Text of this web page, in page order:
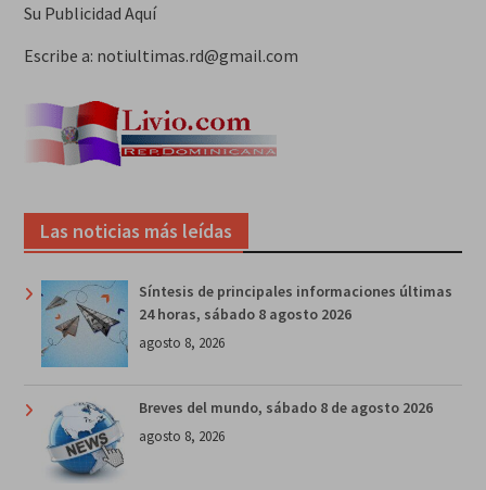
Su Publicidad Aquí
Escribe a: notiultimas.rd@gmail.com
Las noticias más leídas
Síntesis de principales informaciones últimas
24 horas, sábado 8 agosto 2026
agosto 8, 2026
Breves del mundo, sábado 8 de agosto 2026
agosto 8, 2026